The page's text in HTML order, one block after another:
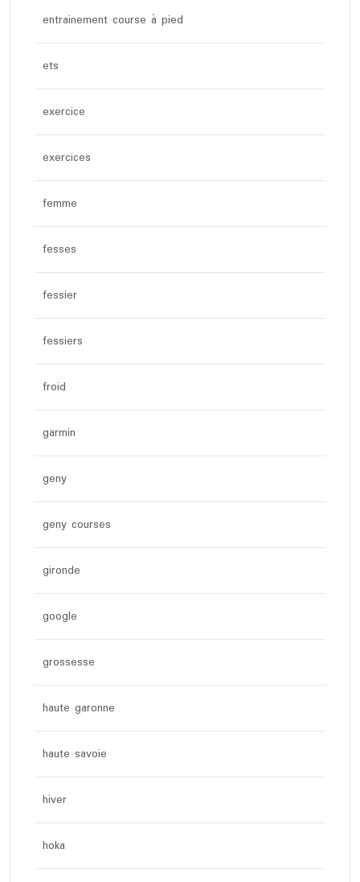
entrainement course à pied
ets
exercice
exercices
femme
fesses
fessier
fessiers
froid
garmin
geny
geny courses
gironde
google
grossesse
haute garonne
haute savoie
hiver
hoka